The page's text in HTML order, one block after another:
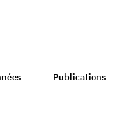
Publications